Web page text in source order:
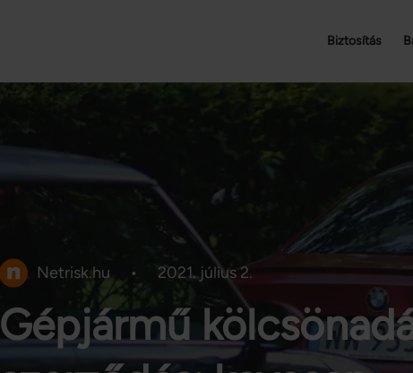
Biztosítás
Netrisk.hu • 2021. július 2.
Gépjármű